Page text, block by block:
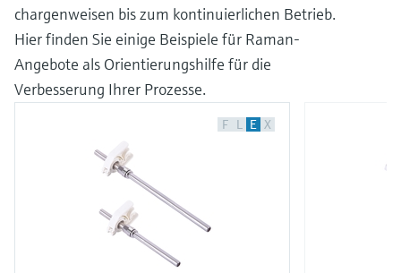
chargenweisen bis zum kontinuierlichen Betrieb.
Hier finden Sie einige Beispiele für Raman-
Angebote als Orientierungshilfe für die
Verbesserung Ihrer Prozesse.
F L E X